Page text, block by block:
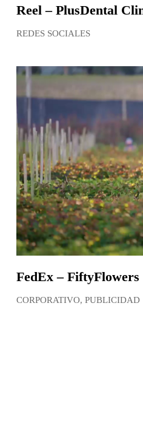
Reel – PlusDental
REDES SOCIALES
FedEx – FiftyFlowers
CORPORATIVO, PUBLICIDAD